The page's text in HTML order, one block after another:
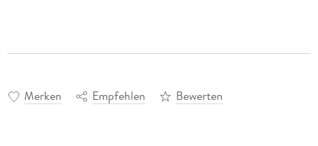
Merken Empfehlen Bewerten